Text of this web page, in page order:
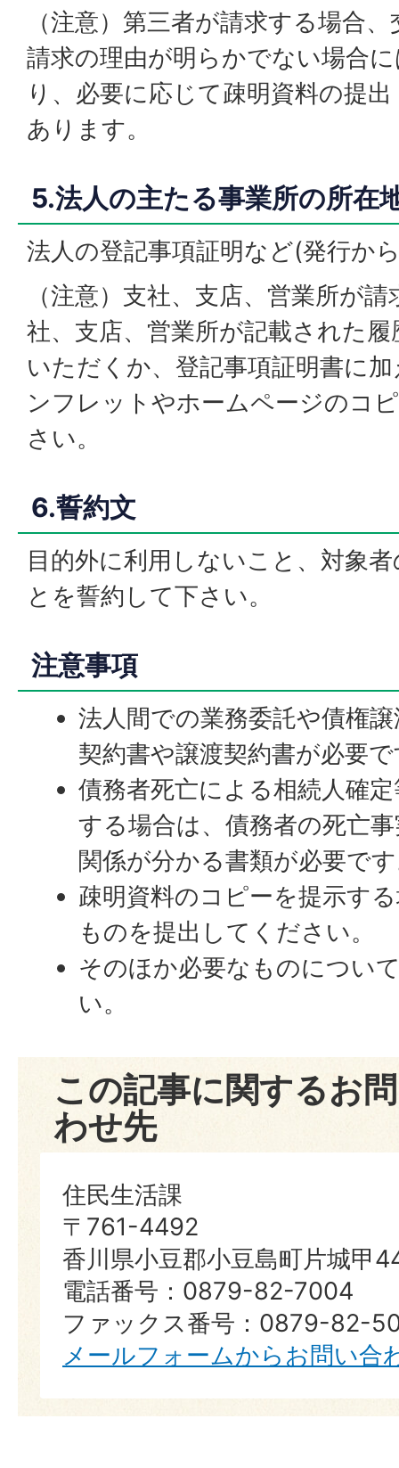
（注意）第三者が請求する場合
請求の理由が明らかでない場合
り、必要に応じて疎明資料の提
あります。
5.法人の主たる事業所の所在
法人の登記事項証明など(発行か
（注意）支社、支店、営業所が
社、支店、営業所が記載された
いただくか、登記事項証明書に
ンフレットやホームページのコ
さい。
6.誓約文
目的外に利用しないこと、対象
とを誓約して下さい。
注意事項
法人間での業務委託や債権
契約書や譲渡契約書が必要
債務者死亡による相続人確
する場合は、債務者の死亡
関係が分かる書類が必要で
疎明資料のコピーを提示す
ものを提出してください。
そのほか必要なものについ
い。
この記事に関するお
わせ先
住民生活課
〒761-4492
香川県小豆郡小豆島町片城甲
電話番号：0879-82-7004
ファックス番号：0879-82-
メールフォームからお問い合